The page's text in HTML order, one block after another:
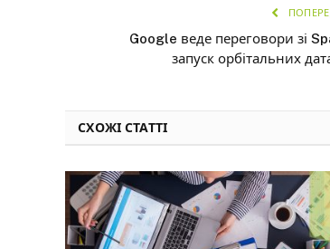
Google веде переговори зі
запуск орбітальних
СХОЖІ СТАТТІ